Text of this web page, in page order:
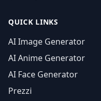
QUICK LINKS
AI Image Generator
AI Anime Generator
AI Face Generator
Prezzi